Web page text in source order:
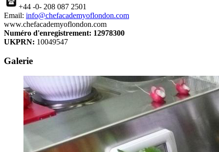
+44 -0- 208 087 2501
Email: info@chefacademyoflondon.com
www.chefacademyoflondon.com
Numéro d'enregistrement: 12978300
UKPRN: 10049547
Galerie